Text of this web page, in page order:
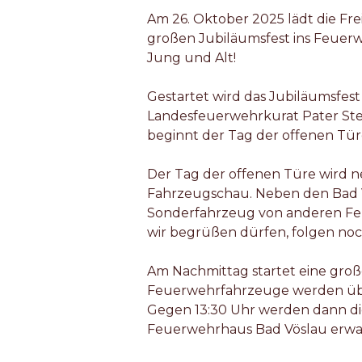
Am 26. Oktober 2025 lädt die
großen Jubiläumsfest ins
Jung und Alt!
Gestartet wird das
Landesfeuerwehrkurat Pater
beginnt der Tag der offenen
Der Tag der offenen Türe wird
Fahrzeugschau. Neben den
Sonderfahrzeug von anderen
wir begrüßen dürfen, folgen
Am Nachmittag startet eine
Feuerwehrfahrzeuge werden
Gegen 13:30 Uhr werden dann
Feuerwehrhaus Bad Vöslau